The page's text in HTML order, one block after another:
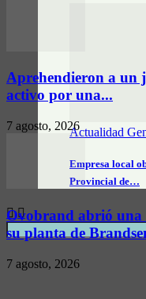
Actualidad
Empresa local
Provincial de…
Aprehendieron a un
activo por una...
7 agosto, 2026
Ovobrand abrió una
su planta de
7 agosto, 2026